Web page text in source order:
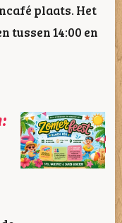
plaats. Het
tussen 14:00 en